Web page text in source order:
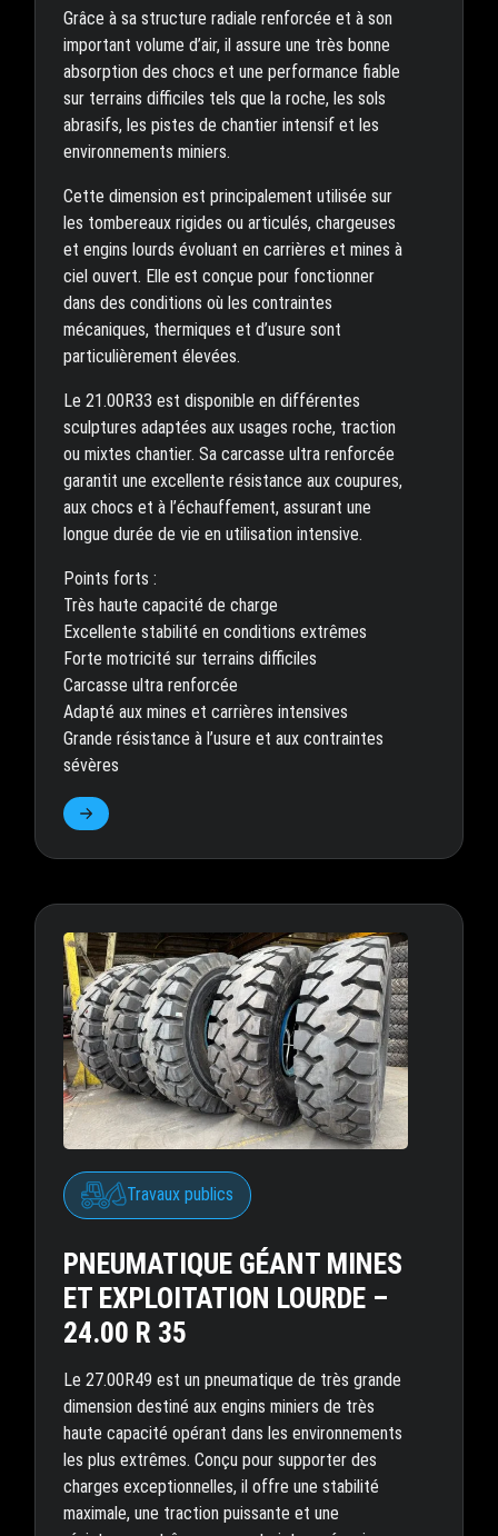
Grâce à sa structure radiale renforcée et à son
important volume d’air, il assure une très bonne
absorption des chocs et une performance fiable
sur terrains difficiles tels que la roche, les sols
abrasifs, les pistes de chantier intensif et les
environnements miniers.
Cette dimension est principalement utilisée sur
les tombereaux rigides ou articulés, chargeuses
et engins lourds évoluant en carrières et mines à
ciel ouvert. Elle est conçue pour fonctionner
dans des conditions où les contraintes
mécaniques, thermiques et d’usure sont
particulièrement élevées.
Le 21.00R33 est disponible en différentes
sculptures adaptées aux usages roche, traction
ou mixtes chantier. Sa carcasse ultra renforcée
garantit une excellente résistance aux coupures,
aux chocs et à l’échauffement, assurant une
longue durée de vie en utilisation intensive.
Points forts :
Très haute capacité de charge
Excellente stabilité en conditions extrêmes
Forte motricité sur terrains difficiles
Carcasse ultra renforcée
Adapté aux mines et carrières intensives
Grande résistance à l’usure et aux contraintes
sévères
Travaux publics
PNEUMATIQUE GÉANT MINES
ET EXPLOITATION LOURDE –
24.00 R 35
Le 27.00R49 est un pneumatique de très grande
dimension destiné aux engins miniers de très
haute capacité opérant dans les environnements
les plus extrêmes. Conçu pour supporter des
charges exceptionnelles, il offre une stabilité
maximale, une traction puissante et une